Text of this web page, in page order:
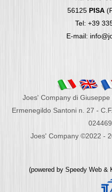
56125 PISA
Tel: +39
E-mail:
Joes' Company di
Ermenegildo Santoni n. 27 -
Joes' Company ©2022 -
(powered by Speedy Web &